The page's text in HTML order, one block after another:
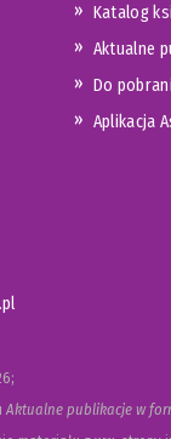
Katalog
Aktualne
Do
Aplikacja
Aktualne publikacje w